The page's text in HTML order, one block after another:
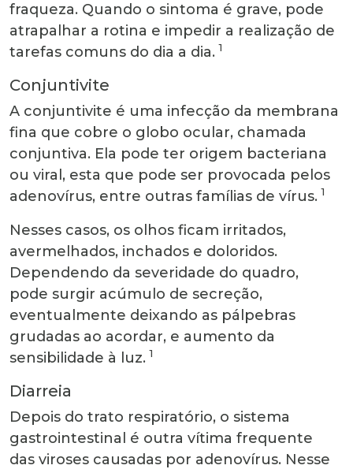
fraqueza. Quando o sintoma é grave, pode
atrapalhar a rotina e impedir a realização de
tarefas comuns do dia a dia. 1
Conjuntivite
A conjuntivite é uma infecção da membrana
fina que cobre o globo ocular, chamada
conjuntiva. Ela pode ter origem bacteriana
ou viral, esta que pode ser provocada pelos
adenovírus, entre outras famílias de vírus. 1
Nesses casos, os olhos ficam irritados,
avermelhados, inchados e doloridos.
Dependendo da severidade do quadro,
pode surgir acúmulo de secreção,
eventualmente deixando as pálpebras
grudadas ao acordar, e aumento da
sensibilidade à luz. 1
Diarreia
Depois do trato respiratório, o sistema
gastrointestinal é outra vítima frequente
das viroses causadas por adenovírus. Nesse